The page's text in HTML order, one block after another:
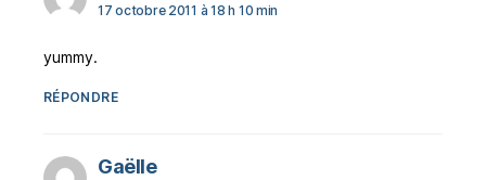
17 octobre 2011 à 18 h 10 min
yummy.
RÉPONDRE
Gaëlledit :